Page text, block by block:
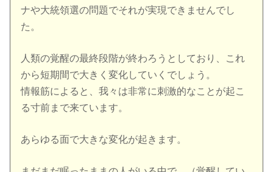
ナや大統領選の問題でそれが実現できませんでし
た。
人類の覚醒の最終段階が終わろうとしており、これ
から短期間で大きく変化していくでしょう。
情報筋によると、我々は非常に刺激的なことが起こ
る寸前まで来ています。
あらゆる面で大きな変化が起きます。